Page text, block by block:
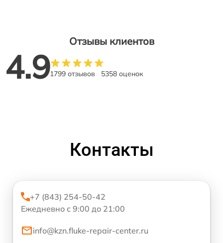
Отзывы клиентов
4.91799 отзывов 5358 оценок
Контакты
+7 (843) 254-50-42
Ежедневно с 9:00 до 21:00
info@kzn.fluke-repair-center.ru